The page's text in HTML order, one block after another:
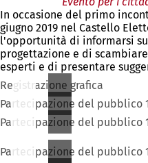
In occasione del primo
giugno 2019 nel Castello
l'opportunità di informarsi
progettazione e di
esperti e di presentare
Registrazione grafica
Partecipazione del pubblico
Partecipazione del pubblico
Partecipazione del pubblico